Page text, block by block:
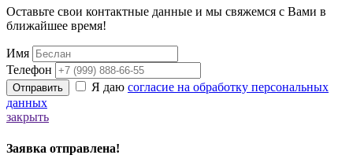
Оставьте свои контактные данные и мы свяжемся с Вами в
ближайшее время!
Имя
Телефон
Отправить Я даю согласие на обработку персональных
данных
закрыть
Заявка отправлена!